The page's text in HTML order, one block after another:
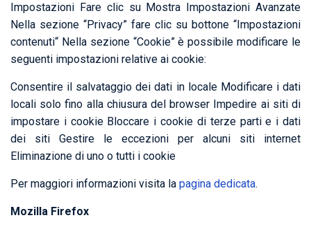
Impostazioni Fare clic su Mostra Impostazioni Avanzate
Nella sezione “Privacy” fare clic su bottone “Impostazioni
contenuti“ Nella sezione “Cookie” è possibile modificare le
seguenti impostazioni relative ai cookie:
Consentire il salvataggio dei dati in locale Modificare i dati
locali solo fino alla chiusura del browser Impedire ai siti di
impostare i cookie Bloccare i cookie di terze parti e i dati
dei siti Gestire le eccezioni per alcuni siti internet
Eliminazione di uno o tutti i cookie
Per maggiori informazioni visita la pagina dedicata.
Mozilla Firefox